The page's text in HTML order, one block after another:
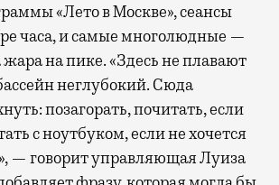
«Лето в Москве», сеансы
часа, и самые многолюдные —
на пике. «Здесь не плавают
неглубокий. Сюда
позагорать, почитать, если
с ноутбуком, если не хочется
— говорит управляющая Луиза